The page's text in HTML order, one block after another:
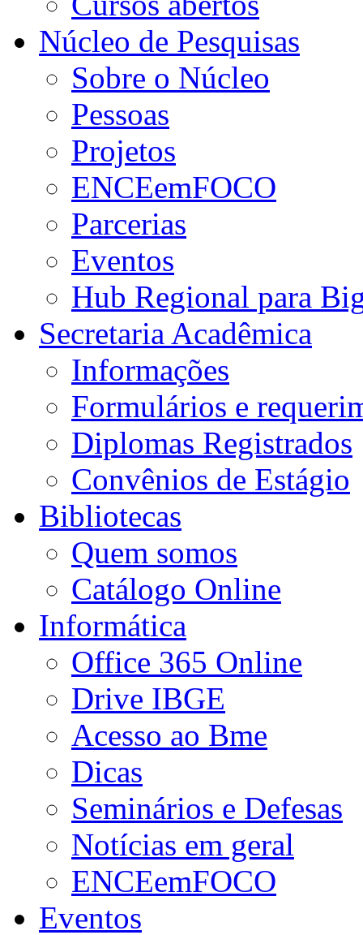
Núcleo de Pesquisas
Sobre o Núcleo
Pessoas
Projetos
ENCEemFOCO
Parcerias
Eventos
Hub Regional para
Secretaria Acadêmica
Informações
Formulários e
Diplomas Registrados
Convênios de Estágio
Bibliotecas
Quem somos
Catálogo Online
Informática
Office 365 Online
Drive IBGE
Acesso ao Bme
Dicas
Seminários e Defesas
Notícias em geral
ENCEemFOCO
Eventos